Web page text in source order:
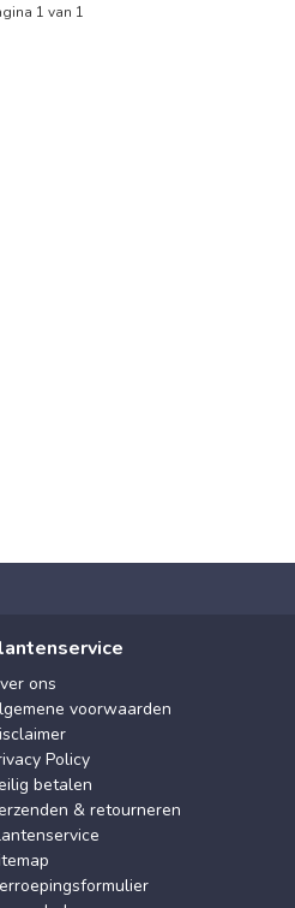
1 van 1
ons
voorwaarden
Policy
betalen
& retourneren